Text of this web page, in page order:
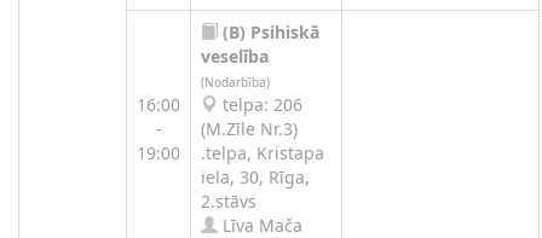
16:00
-
19:00
(B) Psihiskā
veselība
(Nodarbība)
telpa: 206
(M.Zīle Nr.3)
.telpa, Kristapa
iela, 30, Rīga,
2.stāvs
Līva Mača